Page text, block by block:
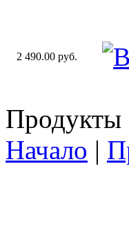
2 490.00 руб.
Продукты
Начало |